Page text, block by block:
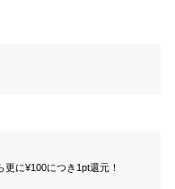
に¥100につき1pt還元！